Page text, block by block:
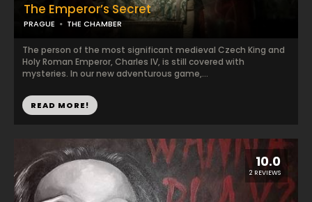
The Emperor’s Secret
PRAGUE THE CHAMBER
The person of the most significant medieval Czech King and
Holy Roman Emperor, Charles IV, is still covered with
mysteries. In our new adventurous game,...
READ MORE!
10.0
2 REVIEWS